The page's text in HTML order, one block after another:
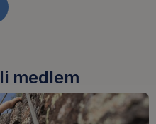
medlem